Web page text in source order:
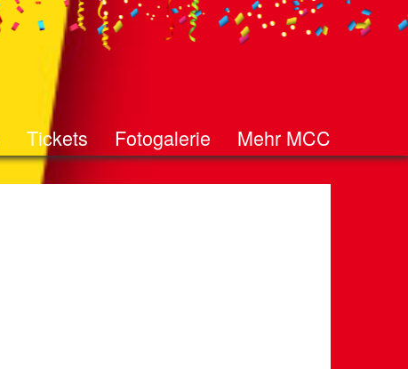
Tickets Fotogalerie Mehr MCC